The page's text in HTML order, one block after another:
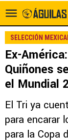
SELECCIÓN
Ex-
Quiñones
el Mundial
El Tri ya
para encarar
para la Copa